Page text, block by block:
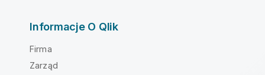
Informacje O Qlik
Firma
Zarząd